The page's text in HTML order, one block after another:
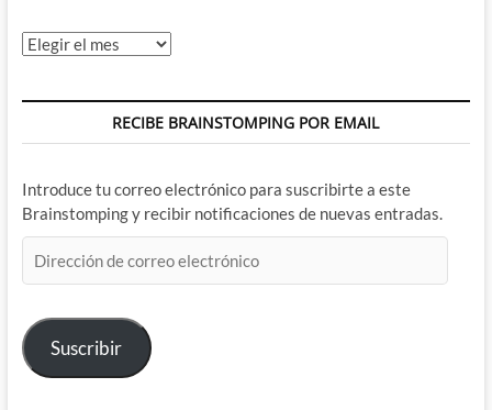
Archivos
RECIBE BRAINSTOMPING POR EMAIL
Introduce tu correo electrónico para suscribirte a este
Brainstomping y recibir notificaciones de nuevas entradas.
de
electrónico
Suscribir